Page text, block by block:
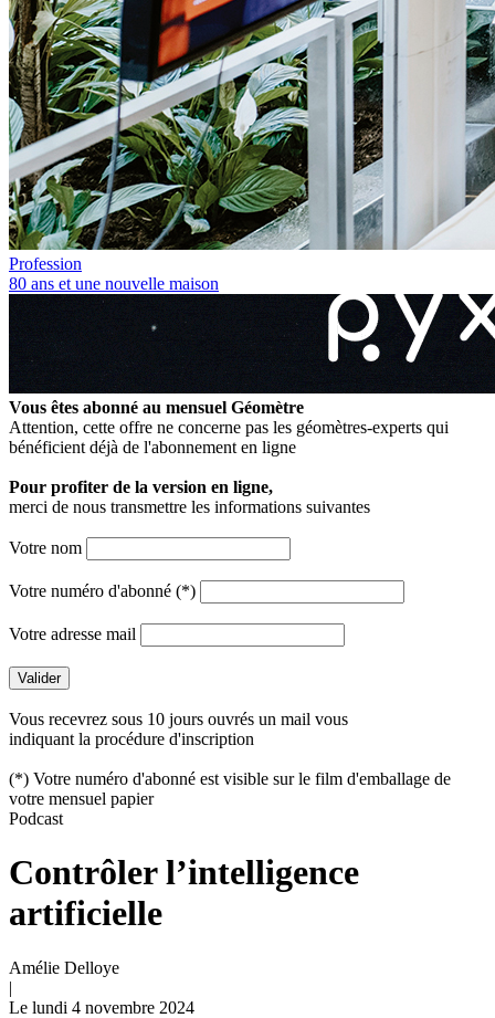
Profession
80 ans et une nouvelle maison
Vous êtes abonné au mensuel Géomètre
Attention, cette offre ne concerne pas les géomètres-experts qui
bénéficient déjà de l'abonnement en ligne
Pour profiter de la version en ligne,
merci de nous transmettre les informations suivantes
Votre nom
Votre numéro d'abonné (*)
Votre adresse mail
Vous recevrez sous 10 jours ouvrés un mail vous
indiquant la procédure d'inscription
(*) Votre numéro d'abonné est visible sur le film d'emballage de
votre mensuel papier
Podcast
Contrôler l’intelligence
artificielle
Amélie Delloye
|
Le lundi 4 novembre 2024